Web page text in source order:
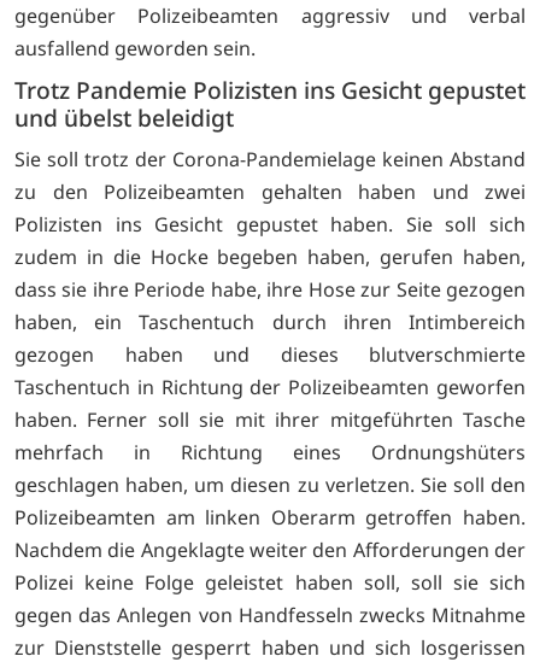
gegenüber Polizeibeamten aggressiv und verbal
ausfallend geworden sein.
Trotz Pandemie Polizisten ins Gesicht gepustet
und übelst beleidigt
Sie soll trotz der Corona-Pandemielage keinen Abstand
zu den Polizeibeamten gehalten haben und zwei
Polizisten ins Gesicht gepustet haben. Sie soll sich
zudem in die Hocke begeben haben, gerufen haben,
dass sie ihre Periode habe, ihre Hose zur Seite gezogen
haben, ein Taschentuch durch ihren Intimbereich
gezogen haben und dieses blutverschmierte
Taschentuch in Richtung der Polizeibeamten geworfen
haben. Ferner soll sie mit ihrer mitgeführten Tasche
mehrfach in Richtung eines Ordnungshüters
geschlagen haben, um diesen zu verletzen. Sie soll den
Polizeibeamten am linken Oberarm getroffen haben.
Nachdem die Angeklagte weiter den Afforderungen der
Polizei keine Folge geleistet haben soll, soll sie sich
gegen das Anlegen von Handfesseln zwecks Mitnahme
zur Dienststelle gesperrt haben und sich losgerissen